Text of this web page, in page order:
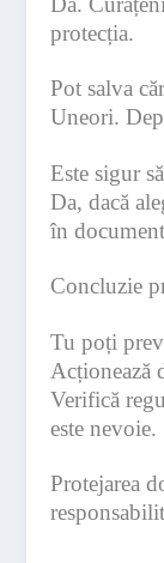
protecția.
Pot salva
Uneori.
Este sigur
Da, dacă
în
Concluzie
Tu poți
Acționează
Verifică
este nevoie.
Protejarea